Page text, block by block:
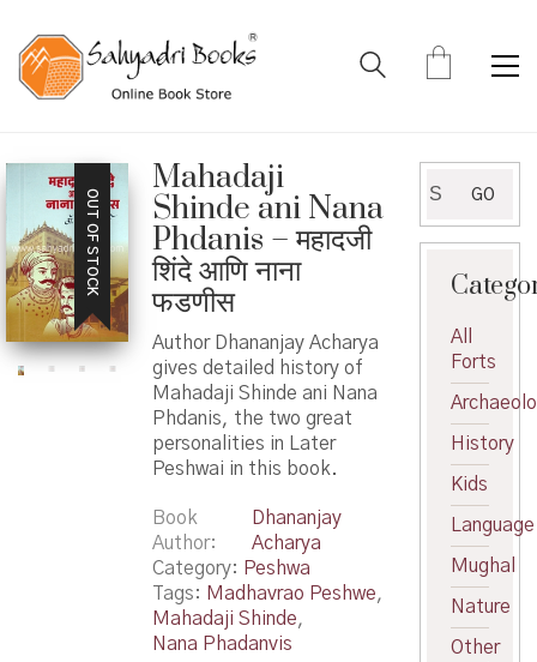
OUT OF STOCK
Mahadaji
Shinde ani Nana
Phdanis – महादजी
शिंदे आणि नाना
फडणीस
Author Dhananjay Acharya
gives detailed history of
Mahadaji Shinde ani Nana
Phdanis, the two great
personalities in Later
Peshwai in this book.
Book
Author
Dhananjay
Acharya
Category: Peshwa
Tags: Madhavrao Peshwe,
Mahadaji Shinde,
Nana Phadanvis
for:
GO
All
Forts
History
Kids
Language
Mughal
Nature
Other